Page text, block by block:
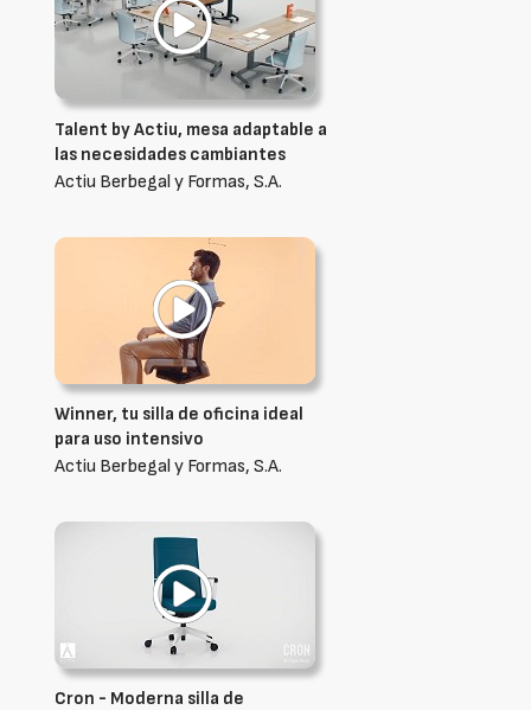
Talent by Actiu, mesa adaptable a
las necesidades cambiantes
Actiu Berbegal y Formas, S.A.
Winner, tu silla de oficina ideal
para uso intensivo
Actiu Berbegal y Formas, S.A.
Cron - Moderna silla de